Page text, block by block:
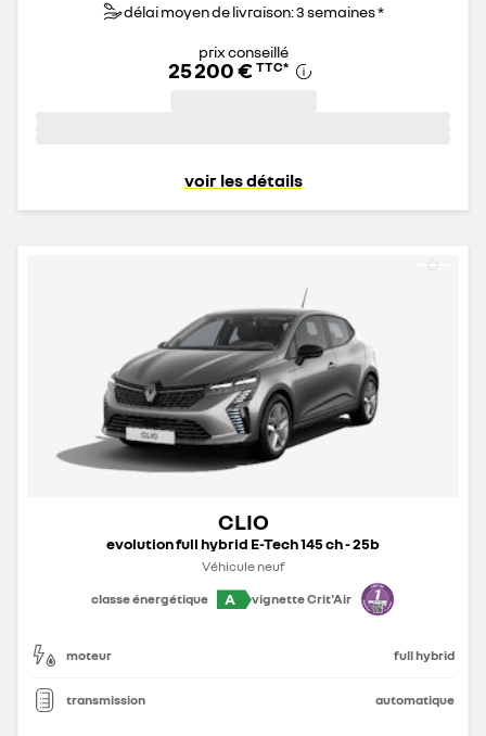
délai moyen de livraison: 3 semaines *
prix conseillé
25 200 € TTC*
voir les détails
CLIO
evolution full hybrid E-Tech 145 ch - 25b
Véhicule neuf
classe énergétique
A vignette Crit'Air
moteur full hybrid
transmission automatique